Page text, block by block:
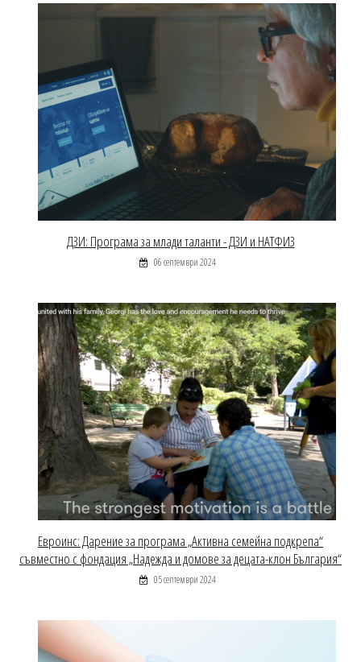
ДЗИ: Програма за млади таланти - ДЗИ и НАТФИЗ
06 септември 2024
Евроинс: Дарение за програма „Активна семейна подкрепа“
съвместно с фондация „Надежда и домове за децата-клон България“
05 септември 2024